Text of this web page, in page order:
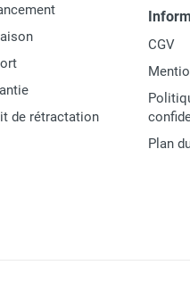
de rétractation
CGV
Plan